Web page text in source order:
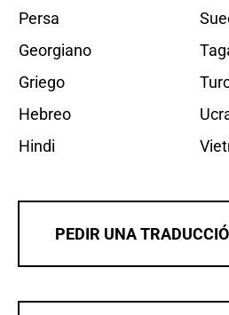
Persa
Georgiano
Griego
Hebreo
Hindi
PEDIR UNA